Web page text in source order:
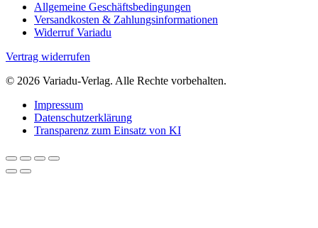
Allgemeine Geschäftsbedingungen
Versandkosten & Zahlungsinformationen
Widerruf Variadu
Vertrag widerrufen
© 2026 Variadu-Verlag. Alle Rechte vorbehalten.
Impressum
Datenschutzerklärung
Transparenz zum Einsatz von KI